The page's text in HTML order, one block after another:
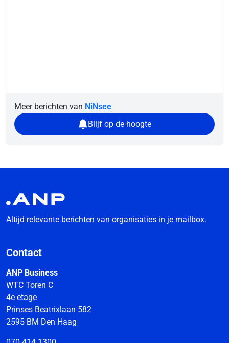
Meer berichten van NiNsee
Blijf op de hoogte
Altijd relevante berichten van organisaties in je mailbox.
Contact
ANP Business
WTC Toren C
4e etage
Prinses Beatrixlaan 582
2595 BM Den Haag